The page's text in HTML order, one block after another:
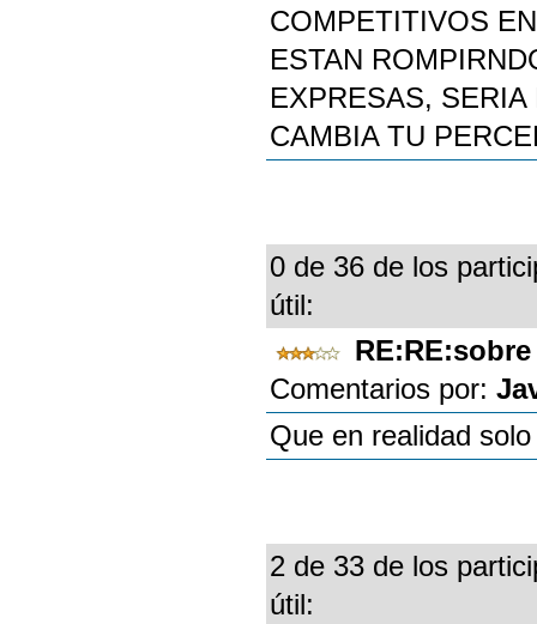
COMPETITIVOS
ESTAN
EXPRESAS,
CAMBIA TU
0 de 36 de los
útil:
Comentarios por:
Que en realidad
2 de 33 de los
útil: